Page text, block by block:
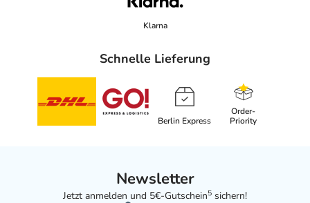
Klarna
Schnelle Lieferung
Berlin Express
Order-
Priority
Newsletter
Jetzt anmelden und 5€-Gutschein5 sichern!